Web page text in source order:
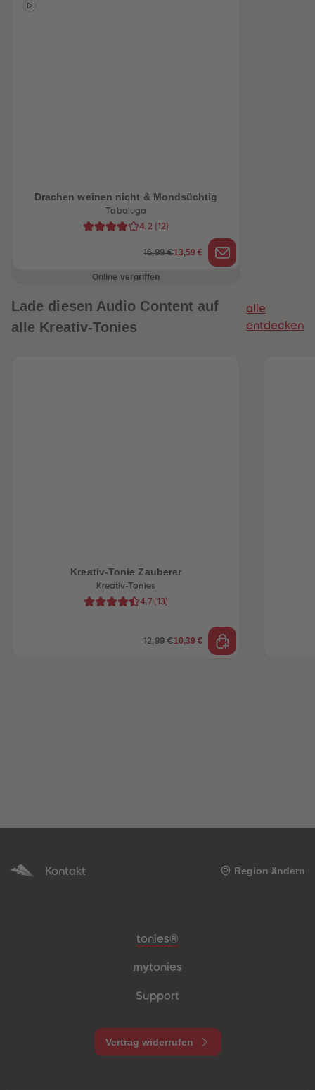
Drachen weinen nicht & Mondsüchtig
Tabaluga
4.2 (12)
16,99 €13,59 €
Online vergriffen
Lade diesen Audio Content auf
alle Kreativ-Tonies
alle
entdecken
Kreativ-Tonie Zauberer
Kreativ-Tonies
4.7 (13)
12,99 €10,39 €
Kontakt Region ändern
Meta-Navigation Footer
tonies®
mytonies
Support
Vertrag widerrufen